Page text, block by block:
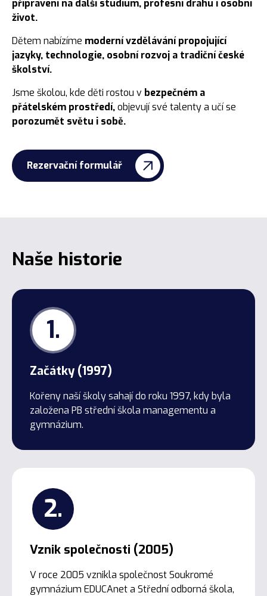
Zápisy do 1. třídy
Otevíráme novou 6. třídu
Přestupy na 1. a 2. stupeň
Projekt předškoláček
Školné a stipendia
připraveni na další studium, profesní dráhu i osobní
život.
Dětem nabízíme moderní vzdělávání propojující
jazyky, technologie, osobní rozvoj a tradiční české
školství.
Jsme školou, kde děti rostou v bezpečném a
přátelském prostředí,objevují své talenty a učí se
porozumět světu i sobě.
Rezervační formulář
Naše historie
1.
Začátky (1997)
Kořeny naší školy sahají do roku 1997, kdy byla
založena PB střední škola managementu a
gymnázium.
2.
Vznik společnosti (2005)
V roce 2005 vznikla společnost Soukromé
gymnázium EDUCAnet a Střední odborná škola,